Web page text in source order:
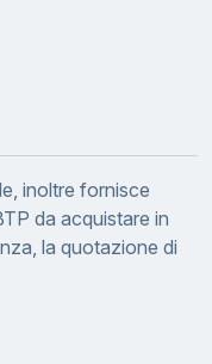
inoltre fornisce
da acquistare in
la quotazione di